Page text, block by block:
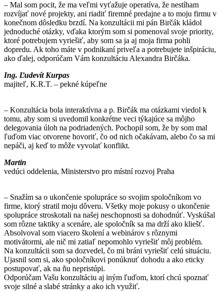
– Mal som pocit, že ma veľmi vyťažuje operatíva, že nestíham
rozvíjať nové projekty, ani riadiť firemné predajne a to moju firmu v
konečnom dôsledku brzdí. Na konzultácii mi pán Birčák kládol
jednoduché otázky, vďaka ktorým som si pomenoval svoje priority,
ktoré potrebujem vyriešiť, aby som sa ja aj moja firma pohli
dopredu. Ak toho máte v podnikaní priveľa a potrebujete inšpiráciu,
ako ďalej, odporúčam Vám konzultáciu Alexandra Birčáka.
Ing. Ľudevít Kurpas
majiteľ, K.R.T. – pekné kúpeľne
– Konzultácia bola interaktívna a p. Birčák ma otázkami viedol k
tomu, aby som si uvedomil konkrétne veci týkajúce sa môjho
delegovania úloh na podriadených. Pochopil som, že by som mal
ľuďom viac otvorene hovoriť, čo od nich očakávam, alebo čo sa mi
nepáči, aj keď to môže vyvolať konflikt.
Martin
vedúci oddelenia, Ministerstvo pro místní rozvoj Praha
– Snažím sa o ukončenie spolupráce so svojim spoločníkom vo
firme, ktorý stratil moju dôveru. Všetky moje pokusy o ukončenie
spolupráce stroskotali na našej neschopnosti sa dohodnúť. Vyskúšal
som rôzne taktiky a scenáre, ale spoločník sa ma drží ako kliešť.
Absolvoval som viacero školení a webinárov s rôznymi
motivátormi, ale nič mi zatiaľ nepomohlo vyriešiť môj problém.
Na konzultácii som sa dozvedel, čo mi bráni vyriešiť celú situáciu.
Ujasnil som si, ako spoločníkovi ponúknuť dohodu a ako eticky
postupovať, ak na ňu nepristúpi.
Odporúčam Vašu konzultáciu aj iným ľuďom, ktorí chcú spoznať
svoje silné a slabé stránky a ako ich využiť.